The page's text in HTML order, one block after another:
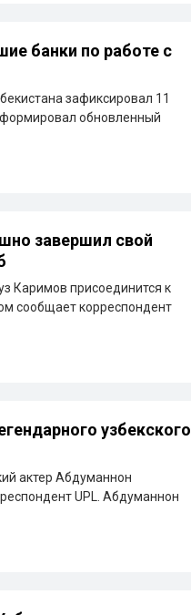
банки по работе с
зафиксировал 11
обновленный
завершил свой
Каримов присоединится к
сообщает корреспондент
узбекского
актер Абдуманнон
UPL. Абдуманнон